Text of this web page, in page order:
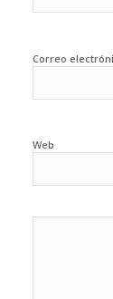
Correo
Web